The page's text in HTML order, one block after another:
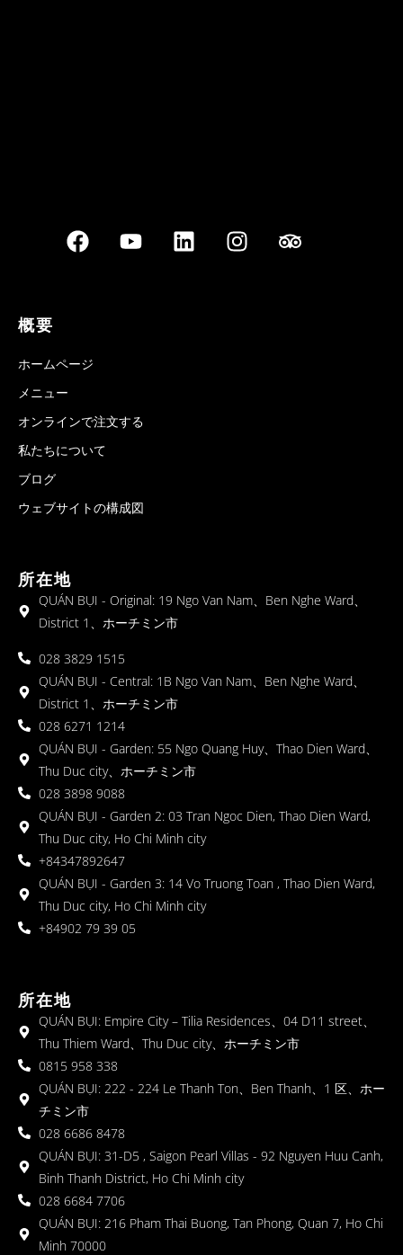
概要
ホームページ
メニュー
オンラインで注文する
私たちについて
ブログ
ウェブサイトの構成図
所在地
QUÁN BỤI - Original: 19 Ngo Van Nam、Ben Nghe Ward、
District 1、ホーチミン市
028 3829 1515
QUÁN BỤI - Central: 1B Ngo Van Nam、Ben Nghe Ward、
District 1、ホーチミン市
028 6271 1214
QUÁN BỤI - Garden: 55 Ngo Quang Huy、Thao Dien Ward、
Thu Duc city、ホーチミン市
028 3898 9088
QUÁN BỤI - Garden 2: 03 Tran Ngoc Dien, Thao Dien Ward,
Thu Duc city, Ho Chi Minh city
+84347892647
QUÁN BỤI - Garden 3: 14 Vo Truong Toan , Thao Dien Ward,
Thu Duc city, Ho Chi Minh city
+84902 79 39 05
所在地
QUÁN BỤI: Empire City – Tilia Residences、04 D11 street、
Thu Thiem Ward、Thu Duc city、ホーチミン市
0815 958 338
QUÁN BỤI: 222 - 224 Le Thanh Ton、Ben Thanh、1 区、ホー
チミン市
028 6686 8478
QUÁN BỤI: 31-D5 , Saigon Pearl Villas - 92 Nguyen Huu Canh,
Binh Thanh District, Ho Chi Minh city
028 6684 7706
QUÁN BỤI: 216 Pham Thai Buong, Tan Phong, Quan 7, Ho Chi
Minh 70000